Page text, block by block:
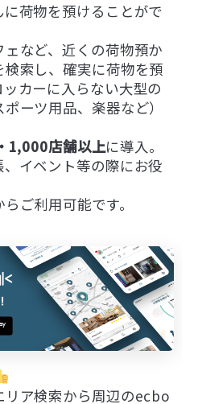
荷物を預けることがで
など、近くの荷物預か
索し、確実に荷物を預
カーに入らない大型の
ーツ用品、楽器など）
1,000店舗以上に導入。
イベント等の際にお役
ご利用可能です。
ア検索から周辺のecbo